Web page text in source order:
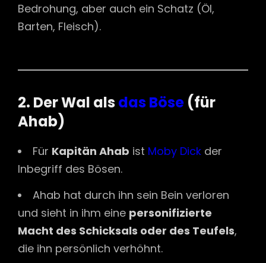
Bedrohung, aber auch ein Schatz (Öl,
Barten, Fleisch).
2. Der Wal alsdas Böse (für
Ahab)
Für Kapitän Ahab ist Moby Dick der
Inbegriff des Bösen.
Ahab hat durch ihn sein Bein verloren
und sieht in ihm eine personifizierte
Macht des Schicksals oder des Teufels,
die ihn persönlich verhöhnt.